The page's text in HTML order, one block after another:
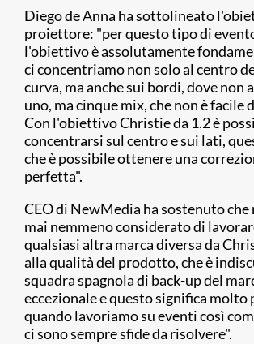
Diego de Anna ha sottolineato
proiettore: "per questo tipo di
l'obiettivo è assolutamente
ci concentriamo non solo al centro
curva, ma anche sui bordi, dove non
uno, ma cinque mix, che non è facile
Con l'obiettivo Christie da 1.2 è
concentrarsi sul centro e sui lati,
che è possibile ottenere una
perfetta".
CEO di NewMedia ha sostenuto che
mai nemmeno considerato di
qualsiasi altra marca diversa da
alla qualità del prodotto, che è
squadra spagnola di back-up del
eccezionale e questo significa molto
quando lavoriamo su eventi così
ci sono sempre sfide da risolvere".